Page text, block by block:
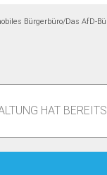
Bürgerbüro/Das AfD-
HAT